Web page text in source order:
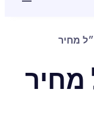
מחיר
מחיר